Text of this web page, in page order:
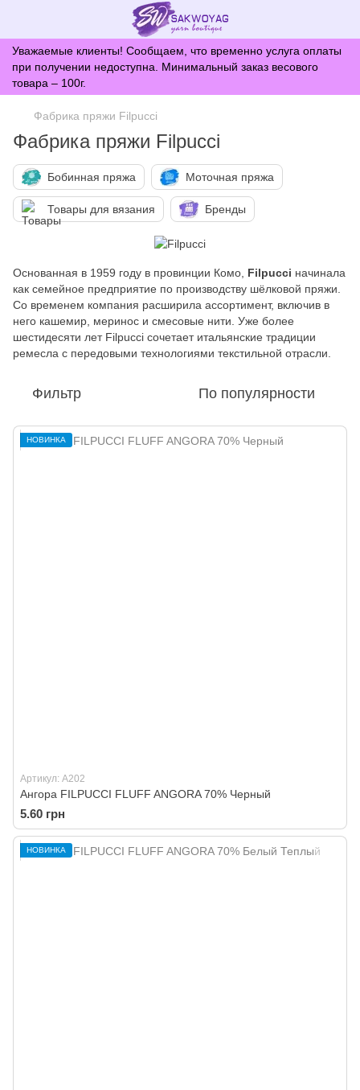
Уважаемые клиенты! Сообщаем, что временно услуга оплаты
при получении недоступна. Минимальный заказ весового
товара – 100г.
Фабрика пряжи Filpucci
Фабрика пряжи Filpucci
Бобинная пряжа Моточная пряжа
Товары для вязания Бренды
Основанная в 1959 году в провинции Комо, Filpucci начинала
как семейное предприятие по производству шёлковой пряжи.
Со временем компания расширила ассортимент, включив в
него кашемир, меринос и смесовые нити. Уже более
шестидесяти лет Filpucci сочетает итальянские традиции
ремесла с передовыми технологиями текстильной отрасли.
Фильтр По популярности
НОВИНКА
Артикул: A202
Ангора FILPUCCI FLUFF ANGORA 70% Черный
5.60 грн
НОВИНКА